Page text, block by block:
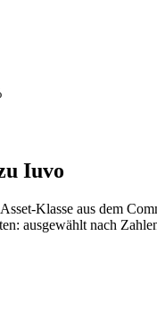
Iuvo
Klasse aus dem
ausgewählt nach